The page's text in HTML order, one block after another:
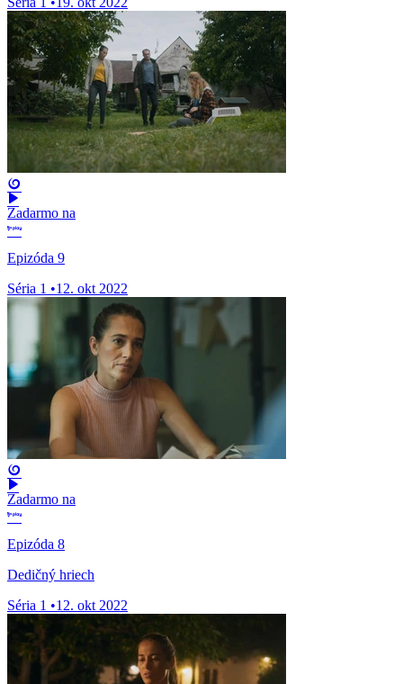
Zadarmo na
Epizóda 9
Séria 1 •12. okt 2022
Zadarmo na
Epizóda 8
Dedičný hriech
Séria 1 •12. okt 2022